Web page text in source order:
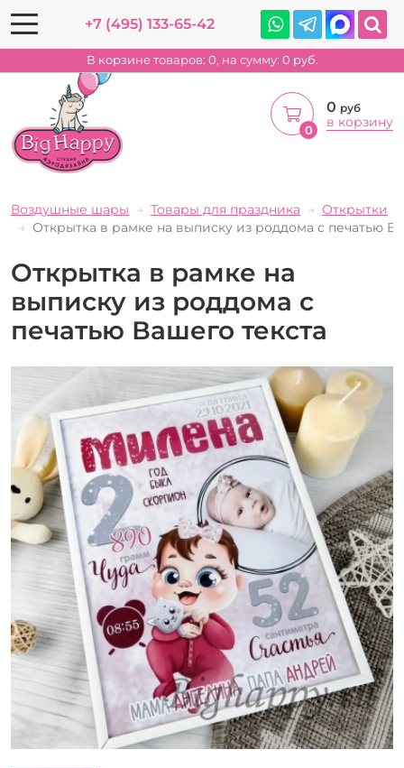
+7 (495) 133-65-42
В корзине товаров: 0, на сумму: 0 руб.
0
0 руб
в корзину
Воздушные шары Товары для праздника
Открытки
Открытка в рамке на выписку из роддома с печатью
Открытка в рамке на
выписку из роддома с
печатью Вашего текста